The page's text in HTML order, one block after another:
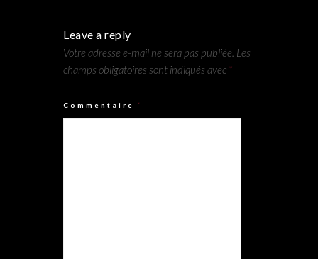
Leave a reply
Votre adresse e-mail ne sera pas publiée. Les
champs obligatoires sont indiqués avec *
Commentaire *